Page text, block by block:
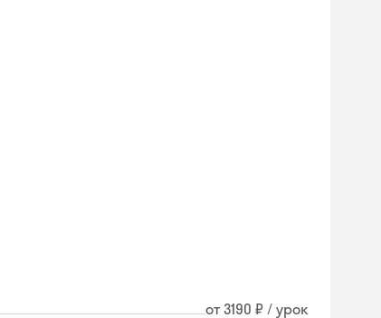
от 3190 ₽ / урок